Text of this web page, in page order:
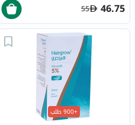
46.75
55
+900 طلب